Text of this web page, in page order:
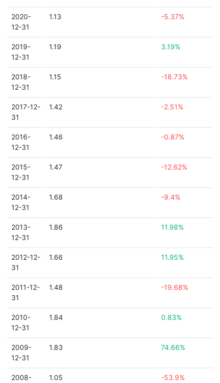
2020-
12-31
1.13 -5.37%
2019-
12-31
1.19 3.19%
2018-
12-31
1.15 -18.73%
2017-12-
31
1.42 -2.51%
2016-
12-31
1.46 -0.87%
2015-
12-31
1.47 -12.62%
2014-
12-31
1.68 -9.4%
2013-
12-31
1.86 11.98%
2012-12-
31
1.66 11.95%
2011-12-
31
1.48 -19.68%
2010-
12-31
1.84 0.83%
2009-
12-31
1.83 74.66%
2008-
1.05 -53.9%